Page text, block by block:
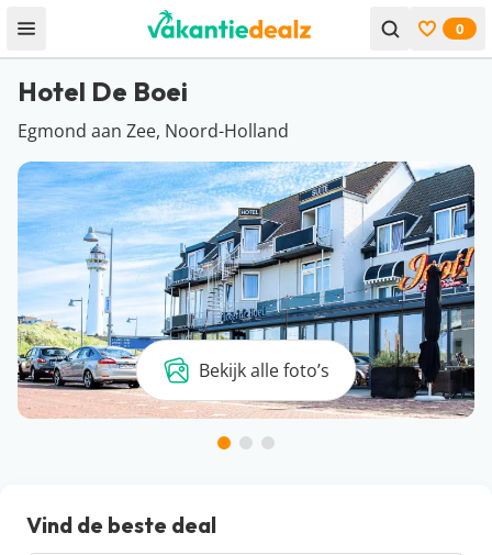
Open menu Bekijk
0
Hotel De Boei
Egmond aan Zee, Noord-Holland
Bekijk alle foto’s
Vind de beste deal